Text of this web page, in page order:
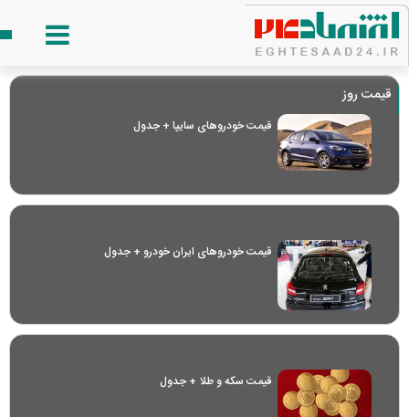
قیمت روز
قیمت خودرو‌های سایپا + جدول
قیمت خودرو‌های ایران خودرو + جدول
قیمت سکه و طلا + جدول